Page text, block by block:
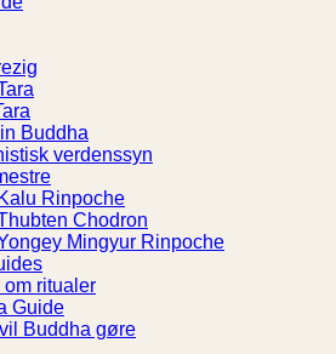
Buddha
verdenssyn
Kalu Rinpoche
Chodron
Mingyur Rinpoche
om ritualer
Guide
Buddha gøre